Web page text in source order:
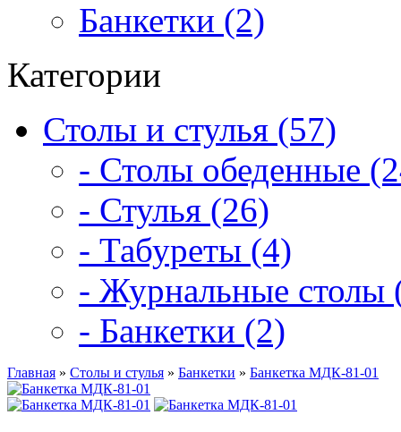
Банкетки (2)
Категории
Столы и стулья (57)
- Столы обеденные
- Стулья (26)
- Табуреты (4)
- Журнальные столы
- Банкетки (2)
Главная » Столы и стулья » Банкетки » Банкетка МДК-81-01